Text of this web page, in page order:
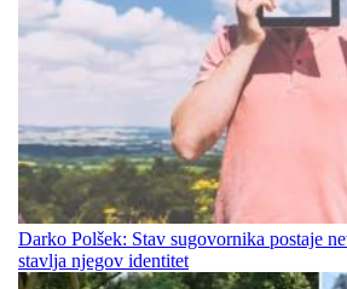
Darko Polšek: Stav sugovornika postaje
stavlja njegov identitet